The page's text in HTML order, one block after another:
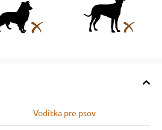
Vodítka pre psov